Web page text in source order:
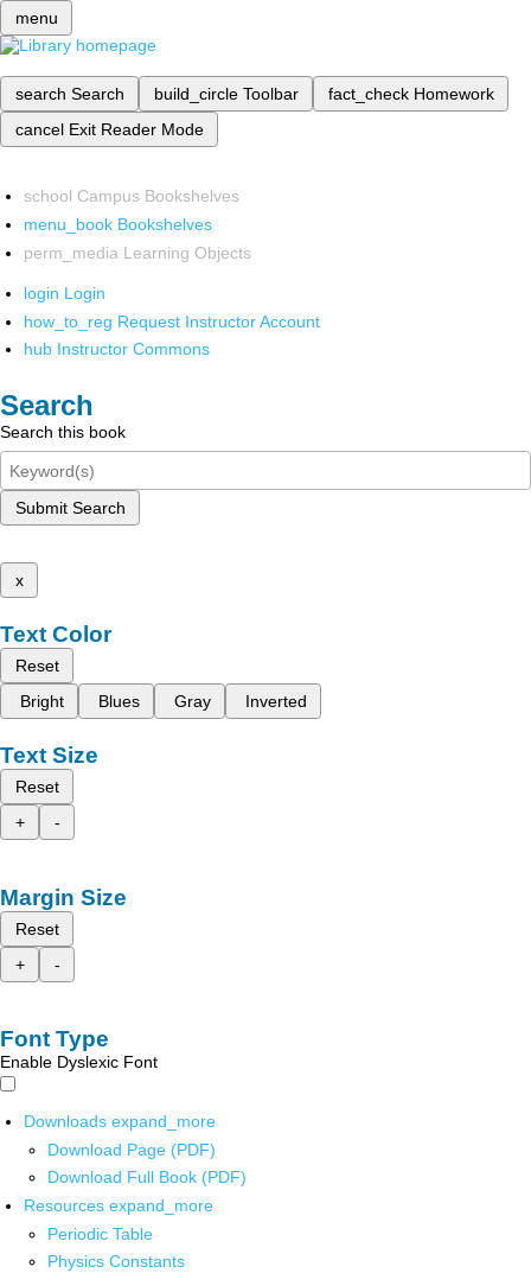
menu
search Search build_circle Toolbar fact_check Homework
cancel Exit Reader Mode
school Campus Bookshelves
menu_book Bookshelves
perm_media Learning Objects
login Login
how_to_reg Request Instructor Account
hub Instructor Commons
Search
Search this book
Submit Search
x
Text Color
Reset
Bright
Blues Gray Inverted
Text Size
Reset
+
-
Margin Size
Reset
+
-
Font Type
Enable Dyslexic Font
Downloads expand_more
Download Page (PDF)
Download Full Book (PDF)
Resources expand_more
Periodic Table
Physics Constants